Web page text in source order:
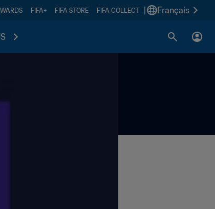
FIFA+ FIFA STORE FIFA COLLECT Français